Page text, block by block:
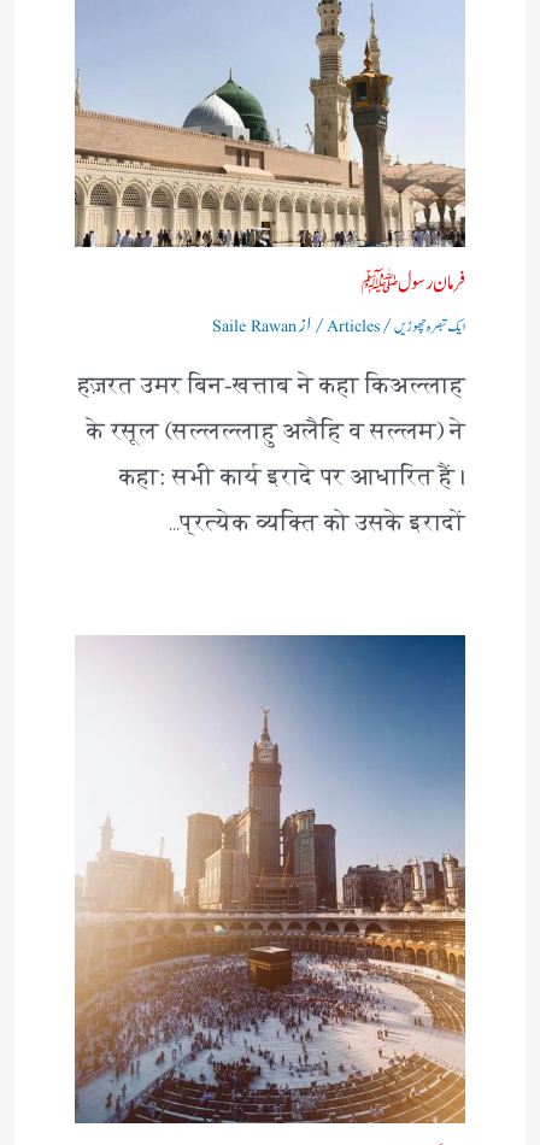
فرمان رسولﷺ
ایک تبصرہ چھوڑیں/
Articles/ ازSaile Rawan
हज़रत उमर बिन-खत्ताब ने कहा किअल्लाह
के रसूल (सल्लल्लाहु अलैहि व सल्लम) ने
कहा: सभी कार्य इरादे पर आधारित हैं।
प्रत्येक व्यक्ति को उसके इरादों…